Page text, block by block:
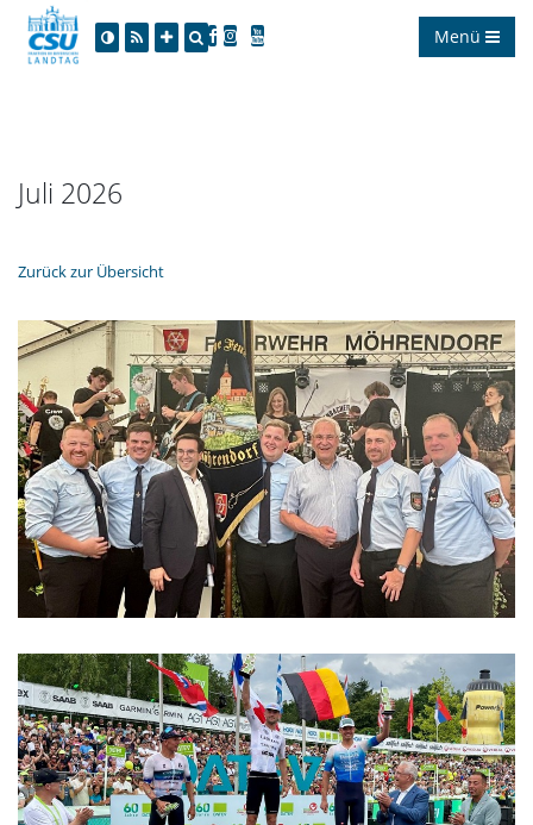
Menü
Juli 2026
Zurück zur Übersicht